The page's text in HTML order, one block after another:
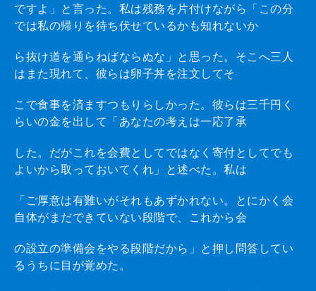
ですよ」と言った。私は残務を片付けながら「この分
では私の帰りを待ち伏せているかも知れないか
ら抜け道を通らねばならぬな」と思った。そこへ三人
はまた現れて、彼らは卵子丼を注文してそ
こで食事を済ますつもりらしかった。彼らは三千円く
らいの金を出して「あなたの考えは一応了承
した。だがこれを会費としてではなく寄付としてでも
よいから取っておいてくれ」と述べた。私は
「ご厚意は有難いがそれもあずかれない。とにかく会
自体がまだできていない段階で、これから会
の設立の準備会をやる段階だから」と押し問答してい
るうちに目が覚めた。